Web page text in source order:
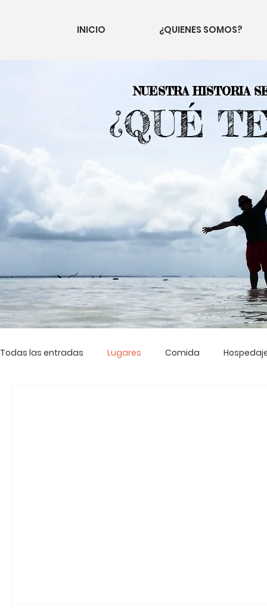
INICIO ¿QUIENES SOMOS?
NUESTRA HISTORIA
¿QUÉ
Todas las entradas Lugares Comida